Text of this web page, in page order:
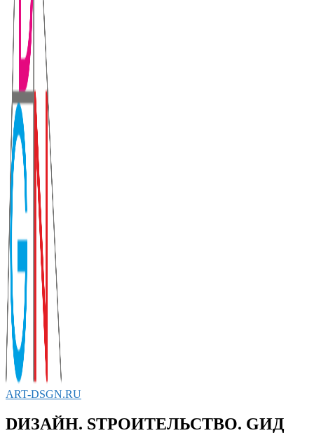
ART-DSGN.RU
DИЗАЙН. SТРОИТЕЛЬСТВО. GИД